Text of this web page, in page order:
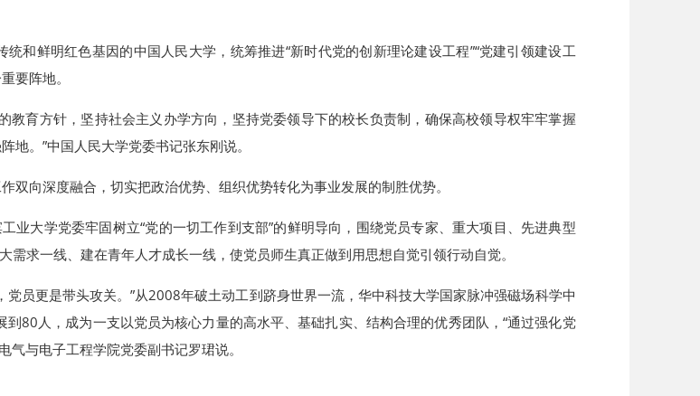
和鲜明红色基因的中国人民大学，统筹推进“新时代党的创新理论建设工程”“党建引领建设工
要阵地。
教育方针，坚持社会主义办学方向，坚持党委领导下的校长负责制，确保高校领导权牢牢掌握
。”中国人民大学党委书记张东刚说。
向深度融合，切实把政治优势、组织优势转化为事业发展的制胜优势。
业大学党委牢固树立“党的一切工作到支部”的鲜明导向，围绕党员专家、重大项目、先进典型
求一线、建在青年人才成长一线，使党员师生真正做到用思想自觉引领行动自觉。
员更是带头攻关。”从2008年破土动工到跻身世界一流，华中科技大学国家脉冲强磁场科学中
80人，成为一支以党员为核心力量的高水平、基础扎实、结构合理的优秀团队，“通过强化党
气与电子工程学院党委副书记罗珺说。